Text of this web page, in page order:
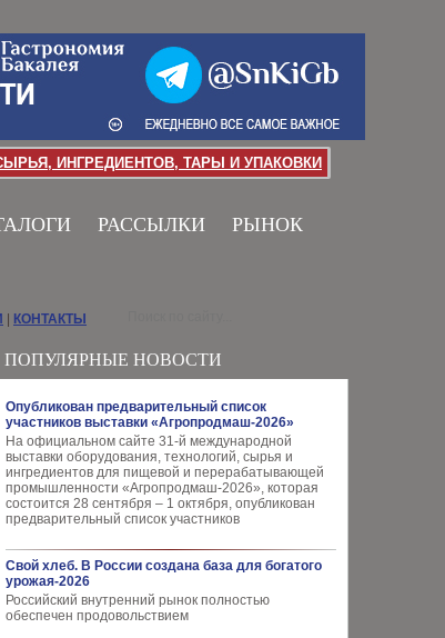
ИНГРЕДИЕНТОВ, ТАРЫ И УПАКОВКИ
РАССЫЛКИ РЫНОК
ПОПУЛЯРНЫЕ НОВОСТИ
Опубликован предварительный список
участников выставки «Агропродмаш-2026»
На официальном сайте 31-й международной
выставки оборудования, технологий, сырья и
ингредиентов для пищевой и перерабатывающей
промышленности «Агропродмаш-2026», которая
состоится 28 сентября – 1 октября, опубликован
предварительный список участников
Свой хлеб. В России создана база для богатого
урожая-2026
Российский внутренний рынок полностью
обеспечен продовольствием
КОНТАКТЫ